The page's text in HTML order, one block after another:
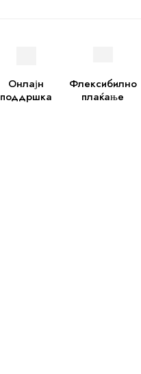
Онлајн
поддршка
Флексибилно
плаќање